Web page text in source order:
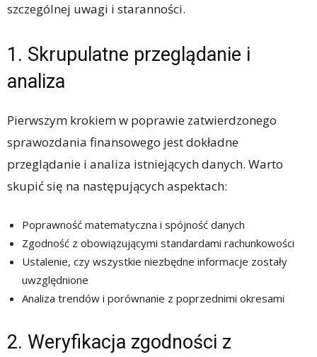
szczególnej uwagi i staranności.
1. Skrupulatne przeglądanie i
analiza
Pierwszym krokiem w poprawie zatwierdzonego
sprawozdania finansowego jest dokładne
przeglądanie i analiza istniejących danych. Warto
skupić się na następujących aspektach:
Poprawność matematyczna i spójność danych
Zgodność z obowiązującymi standardami rachunkowości
Ustalenie, czy wszystkie niezbędne informacje zostały
uwzględnione
Analiza trendów i porównanie z poprzednimi okresami
2. Weryfikacja zgodności z